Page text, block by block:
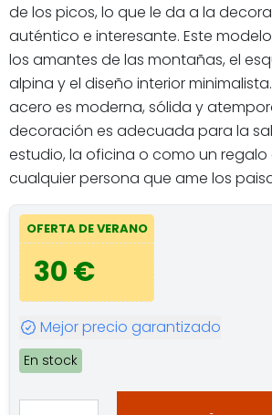
de los picos, lo que le da a la
auténtico e interesante. Este
los amantes de las montañas, el
alpina y el diseño interior
acero es moderna, sólida y
decoración es adecuada para la
estudio, la oficina o como un regalo
cualquier persona que ame los
OFERTA DE VERANO
30 €
Mejor precio garantizado
En stock